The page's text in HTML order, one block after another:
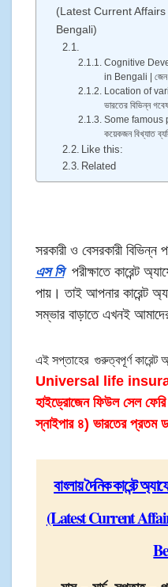
(Latest Current
Bengali)
Cognitive
in Bengali | জেন
Location of
ভারতের বিভিন্ন
Some famous
কয়েকজন বিখ্যাত
Like this:
Related
সরকারী ও বেসরকারী বিভিন্ন
এস সি পরীক্ষাতে কারেন্ট
পায়। তাই আপনার কারেন্ট
সম্ভার বাড়াতে এখনই
এই সপ্তাহের গুরুত্বপূর্ণ কারেন্ট
Universal life
হাইড্রোজেন ফিউল সেল ফেরি
স্নাইপার ৪) ভারতের প্রতম
বাংলায় দৈনিক কারেন্ট
(Latest Current